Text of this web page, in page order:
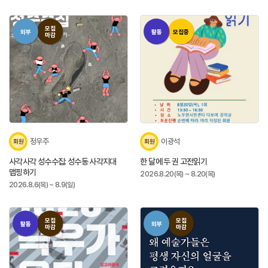
외부
모집
마감
회원 정우주
사각사각 성수수집: 성수동 사각지대
맵핑하기
2026.8.6(목) ~ 8.9(일)
활동 모집중
회원 이광석
한 달에 두 권 고전읽기
2026.8.20(목) ~ 8.20(목)
활동
모집
마감
외부
모집
마감